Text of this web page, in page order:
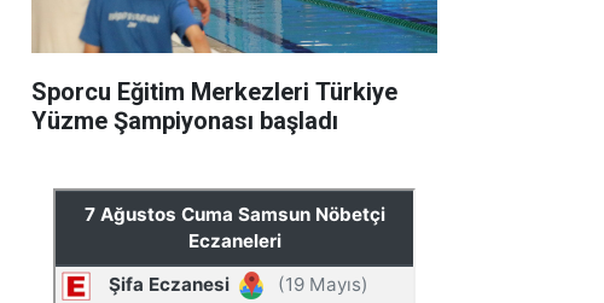
Sporcu Eğitim Merkezleri Türkiye
Yüzme Şampiyonası başladı